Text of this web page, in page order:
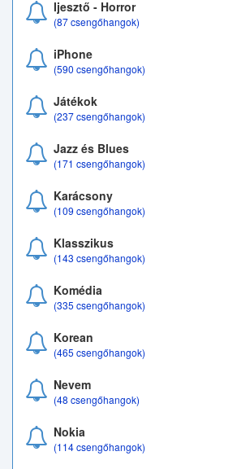
Ijesztő - Horror
(87 csengőhangok)
iPhone
(590 csengőhangok)
Játékok
(237 csengőhangok)
Jazz és Blues
(171 csengőhangok)
Karácsony
(109 csengőhangok)
Klasszikus
(143 csengőhangok)
Komédia
(335 csengőhangok)
Korean
(465 csengőhangok)
Nevem
(48 csengőhangok)
Nokia
(114 csengőhangok)